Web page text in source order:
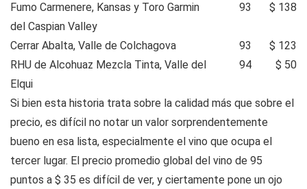
Fumo Carmenere, Kansas y Toro Garmin
del Caspian Valley
93 $ 138
Cerrar Abalta, Valle de Colchagova 93
$ 123
RHU de Alcohuaz Mezcla Tinta, Valle del
Elqui
94 $ 50
Si bien esta historia trata sobre la calidad más que sobre el
precio, es difícil no notar un valor sorprendentemente
bueno en esa lista, especialmente el vino que ocupa el
tercer lugar. El precio promedio global del vino de 95
puntos a $ 35 es difícil de ver, y ciertamente pone un ojo